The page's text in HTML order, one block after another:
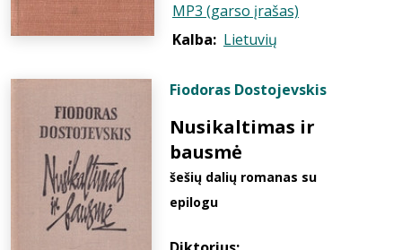
MP3 (garso įrašas)
Kalba: Lietuvių
Fiodoras Dostojevskis
Nusikaltimas ir
bausmė
šešių dalių romanas su
epilogu